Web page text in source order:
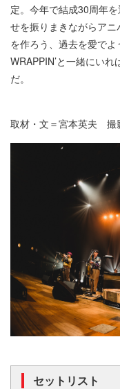
定。今年で結成30周年
せを振りまきながらア
を作ろう、過去を愛で
WRAPPIN’と一緒にい
だ。
取材・文＝宮本英夫 撮
セットリスト